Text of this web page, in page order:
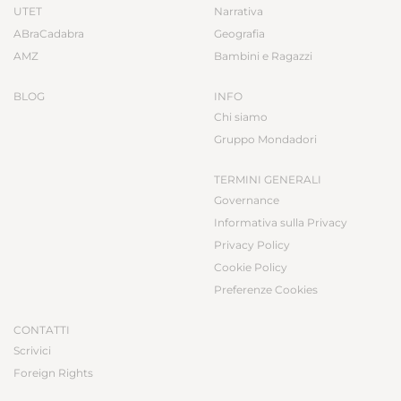
UTET
ABraCadabra
AMZ
BLOG
Narrativa
Geografia
Bambini e Ragazzi
INFO
Chi siamo
Gruppo Mondadori
TERMINI GENERALI
Governance
Informativa sulla Privacy
Privacy Policy
Cookie Policy
Preferenze Cookies
CONTATTI
Scrivici
Foreign Rights